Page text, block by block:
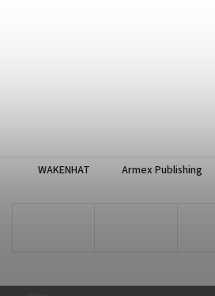
WAKENHAT Armex Publishing